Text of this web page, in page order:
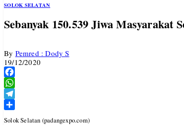
SOLOK SELATAN
Sebanyak 150.539 Jiwa
By Pemred : Dody S
19/12/2020
Facebook
WhatsApp
Telegram
Solok Selatan (padangexpo.com)